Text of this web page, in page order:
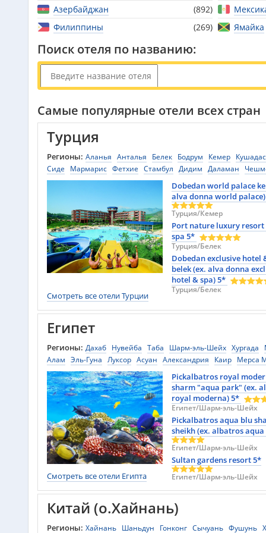
Азербайджан (892)
Филиппины
(269) Ямайка
Поиск отеля по названию:
Самые популярные отели всех стран
Турция
Регионы: Аланья Анталья Белек Бодрум Кемер
Сиде
Мармарис Фетхие Стамбул Дидим Даламан
Северный Кипр Улудаг Ялова Измир Кайсери
Сакарья Эрджан Гиресун
Центральная Анатолия Анатолия Амасра Бартын
Биледжик Карабюк Кастамону Кыркларели Маниса
Гелиболу
Dobedan world palace
alva donna world
Турция/Кемер
Port nature luxury
spa 5*
Турция/Белек
Dobedan exclusive hotel
belek (ex. alva donna
hotel & spa) 5*
Турция/Белек
Смотреть все отели Турции
Египет
Регионы: Дахаб Нувейба Таба Шарм-эль-Шейх Хургада
Алам Эль-Гуна Луксор Асуан Александрия Каир Мерса
Эль-Аламейн Эль-Кусейр Сома Бэй Сахль-Хашиш
Сафага
Минья Рас-Сидр Заафарана Эль-Мансура
Pickalbatros royal
sharm "aqua park" (ex.
royal moderna) 5*
Египет/Шарм-эль-Шейх
Pickalbatros aqua blu
sheikh (ex. albatros
Египет/Шарм-эль-Шейх
Sultan gardens resort 5*
Египет/Шарм-эль-Шейх
Смотреть все отели Египта
Китай (о.Хайнань)
Регионы: Хайнань Шаньдун Гонконг Сычуань Фушунь